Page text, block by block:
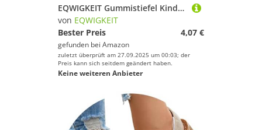
EQWIGKEIT Gummistiefel Kinder Barfußschuhe Kurze Gummischuhe rutschfest Regenschuhe Regenstiefel wasserdichte Stiefel Cartoon Gummi Babyschuhe Federleicht Gartenstiefel,für Jungen Und Mädchen
von EQWIGKEIT
Bester Preis
4,07 €
gefunden bei Amazon
zuletzt überprüft am 27.09.2025 um 00:03; der
Preis kann sich seitdem geändert haben.
Keine weiteren Anbieter